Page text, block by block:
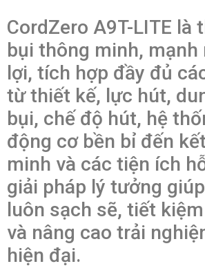
Kích thước & Nguồn điện
Công suất: 1.700W
Nguồn điện áp: 220V – 240V/50Hz –
Kích thước: 26cm x 27cm x 112cm
bụi), 25.5cm x 100.9cm x 29.7cm
Trọng lượng sản phẩm: Máy hút bụi
sạc (9.7kg)
Xuất xứ và Bảo hành
Thương hiệu: LG
Xuất xứ thương hiệu: Hàn Quốc
Sản xuất tại: Việt Nam
CordZero A9T-LITE là
bụi thông minh, mạnh
lợi, tích hợp đầy đủ
từ thiết kế, lực hút,
bụi, chế độ hút, hệ
động cơ bền bỉ đến
minh và các tiện ích
giải pháp lý tưởng
luôn sạch sẽ, tiết
và nâng cao trải
hiện đại.